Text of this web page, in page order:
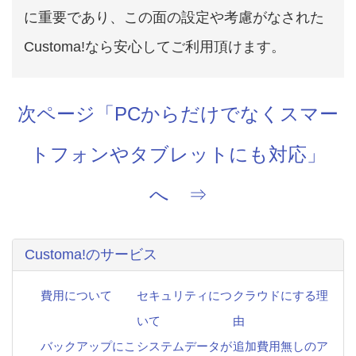
に重要であり、この面の設定や考慮がなされた
Customa!なら安心してご利用頂けます。
次ページ「PCからだけでなくスマー
トフォンやタブレットにも対応」
へ ⇒
Customa!のサービス
費用について
セキュリティにつ
いて
クラウドにする理
由
バックアップにこ システムデータが追加費用無しのア